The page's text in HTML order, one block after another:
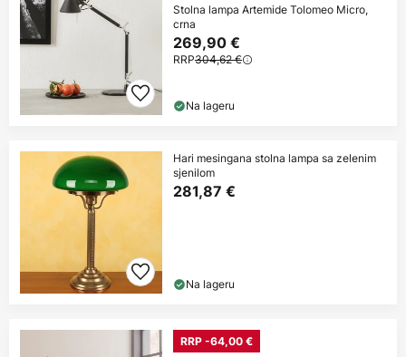
Stolna lampa Artemide Tolomeo Micro,
crna
269,90 €
RRP304,62 €
Na lageru
Hari mesingana stolna lampa sa zelenim
sjenilom
281,87 €
Na lageru
RRP -64,00 €